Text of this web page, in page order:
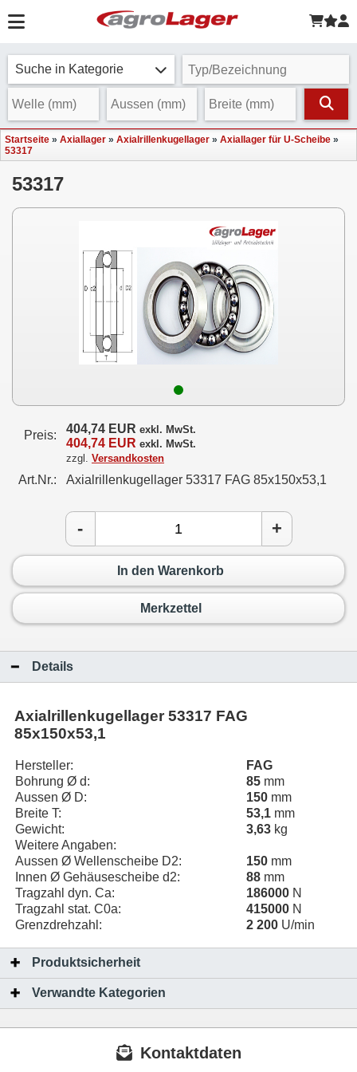
Suche in Kategorie
Startseite » Axiallager » Axialrillenkugellager » Axiallager für U-Scheibe »
53317
53317
Preis: 404,74 EUR exkl. MwSt.
404,74 EUR exkl. MwSt.
zzgl. Versandkosten
Art.Nr.: Axialrillenkugellager 53317 FAG 85x150x53,1
- +
In den Warenkorb
Merkzettel
Details
Axialrillenkugellager 53317 FAG
85x150x53,1
Hersteller:
FAG
Bohrung Ø d:
85 mm
Aussen Ø D:
150 mm
Breite T:
53,1 mm
Gewicht:
3,63 kg
Weitere Angaben:
Aussen Ø Wellenscheibe D2:
150 mm
Innen Ø Gehäusescheibe d2:
88 mm
Tragzahl dyn. Ca:
186000 N
Tragzahl stat. C0a:
415000 N
Grenzdrehzahl:
2 200 U/min
Produktsicherheit
Verwandte Kategorien
Kontaktdaten